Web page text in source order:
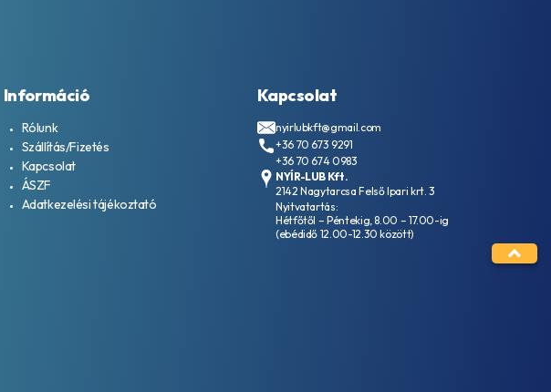
Információ
Rólunk
Szállítás/Fizetés
Kapcsolat
ÁSZF
Adatkezelési tájékoztató
Kapcsolat
nyirlubkft@gmail.com
+36 70 673 9291
+36 70 674 0983
NYÍR-LUB Kft.
2142 Nagytarcsa Felső Ipari krt. 3
Nyitvatartás:
Hétfőtől – Péntekig, 8.00 – 17.00-ig
(ebédidő 12.00-12.30 között)